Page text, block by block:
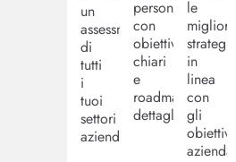
un
assessment
di
tutti
i
tuoi
settori
aziendali.
personalizzato
con
obiettivi
chiari
e
roadmap
dettagliate.
le
migliori
strategie
in
linea
con
gli
obiettivi
aziendali.